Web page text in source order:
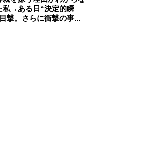
私→ある日“決定的瞬
撃。さらに衝撃の事...